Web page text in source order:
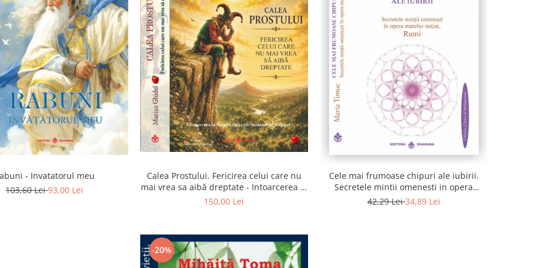
- Invatatorul meu
103,60 Lei93,00 Lei
Calea Prostului. Fericirea celui care nu
mai vrea sa aibă dreptate - Intoarcerea la
Simplitatea care mantuieste sufletul
150,00 Lei
Cele mai frumoase chipuri ale iubirii.
Secretele mintii omenesti in opera
marelui initiat, Rumi
42,29 Lei34,89 Lei
-20%